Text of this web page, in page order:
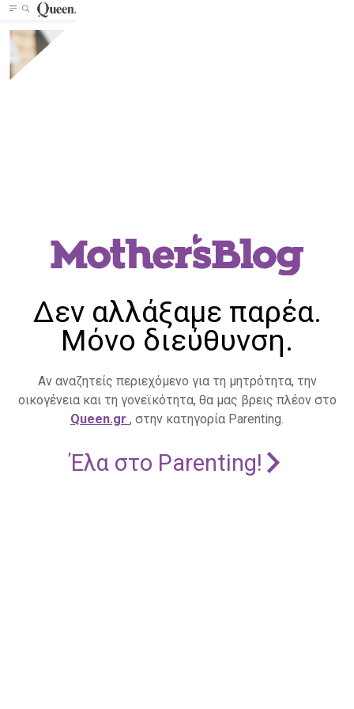
Δεν αλλάξαμε παρέα.
Μόνο διεύθυνση.
Αν αναζητείς περιεχόμενο για τη μητρότητα, την
οικογένεια και τη γονεϊκότητα, θα μας βρεις πλέον στο
Queen.gr , στην κατηγορία Parenting.
Έλα στο Parenting!